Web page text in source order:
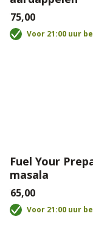
€75,00
Voor 21:00 uur
Fuel Your
masala
€65,00
Voor 21:00 uur